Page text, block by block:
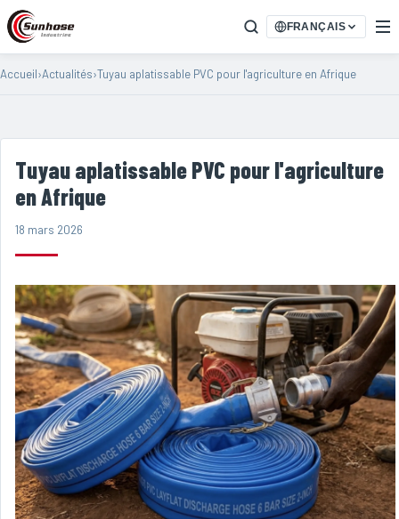
FRANÇAIS
Accueil›Actualités›Tuyau aplatissable PVC pour l'agriculture en Afrique
Tuyau aplatissable PVC pour l'agriculture
en Afrique
18 mars 2026